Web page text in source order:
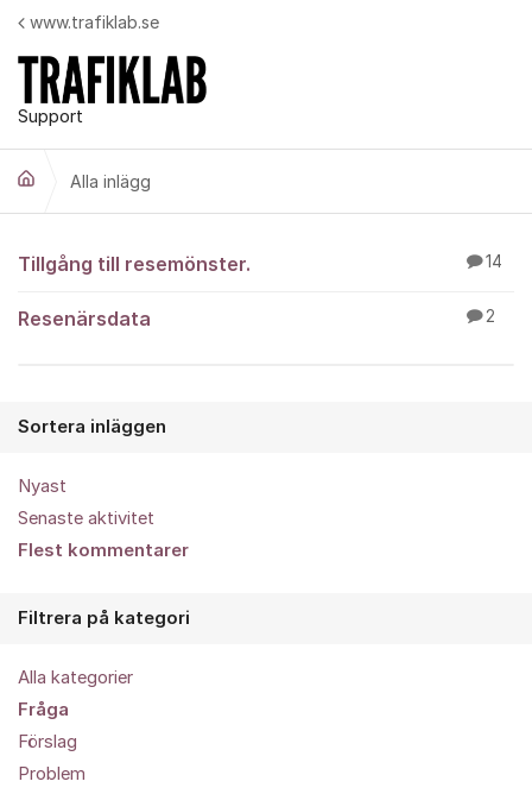
Hoppa till innehåll
Support
www.trafiklab.se
Alla inlägg
Alla inlägg
Tillgång till resemönster. 14
Resenärsdata 2
Sortera inläggen
Nyast
Senaste aktivitet
Flest kommentarer
Filtrera på kategori
Alla kategorier
Fråga
Förslag
Problem